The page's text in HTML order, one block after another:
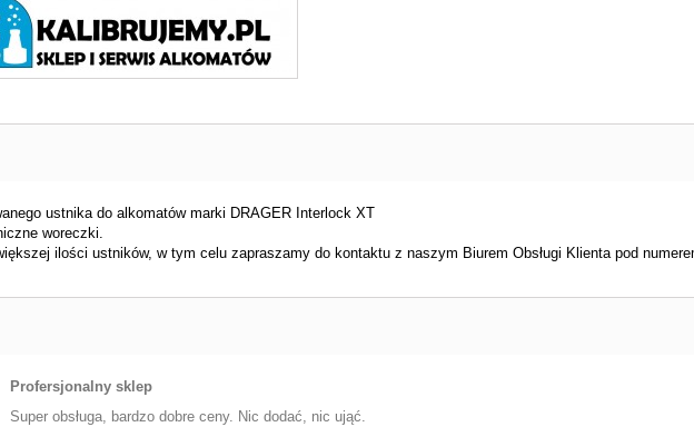
ustnika do alkomatów marki DRAGER Interlock XT
woreczki.
ilości ustników, w tym celu zapraszamy do kontaktu z naszym Biurem Obsługi Klienta pod
Profersjonalny sklep
Super obsługa, bardzo dobre ceny. Nic dodać, nic ująć.